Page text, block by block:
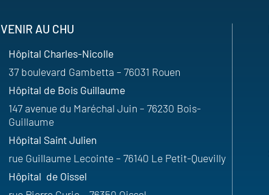
VENIR AU CHU
Hôpital Charles-Nicolle
37 boulevard Gambetta – 76031 Rouen
Hôpital de Bois Guillaume
147 avenue du Maréchal Juin – 76230 Bois-
Guillaume
Hôpital Saint Julien
rue Guillaume Lecointe – 76140 Le Petit-Quevilly
Hôpital de Oissel